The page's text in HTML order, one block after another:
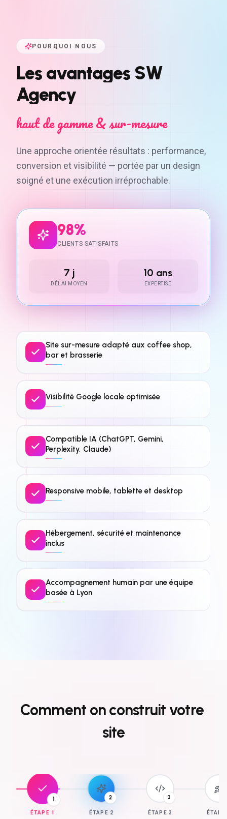
POURQUOI NOUS
Les avantages SW
Agency
haut de gamme & sur-mesure
Une approche orientée résultats : performance,
conversion et visibilité — portée par un design
soigné et une exécution irréprochable.
98%
CLIENTS SATISFAITS
7 j
DÉLAI MOYEN
10 ans
EXPERTISE
Site sur-mesure adapté aux coffee shop,
bar et brasserie
Visibilité Google locale optimisée
Compatible IA (ChatGPT, Gemini,
Perplexity, Claude)
Responsive mobile, tablette et desktop
Hébergement, sécurité et maintenance
inclus
Accompagnement humain par une équipe
basée à Lyon
Comment onconstruit votre
site
1
ÉTAPE 1
2
ÉTAPE 2
3
ÉTAPE 3 ÉTAPE